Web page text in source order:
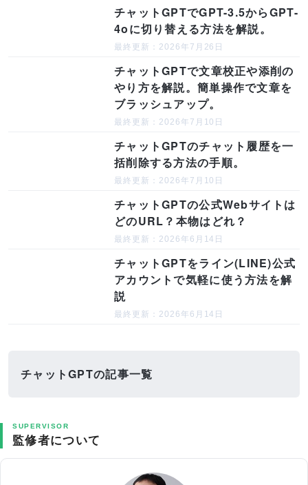
チャットGPTでGPT-3.5からGPT-
4oに切り替える方法を解説。
最終更新：2026年7月26日
チャットGPTで文章校正や添削の
やり方を解説。簡単操作で文章を
ブラッシュアップ。
最終更新：2026年7月10日
チャットGPTのチャット履歴を一
括削除する方法の手順。
最終更新：2026年7月10日
チャットGPTの公式Webサイトは
どのURL？本物はどれ？
最終更新：2026年6月14日
チャットGPTをライン(LINE)公式
アカウントで気軽に使う方法を解
説
最終更新：2026年6月14日
チャットGPTの記事一覧
SUPERVISOR
監修者について